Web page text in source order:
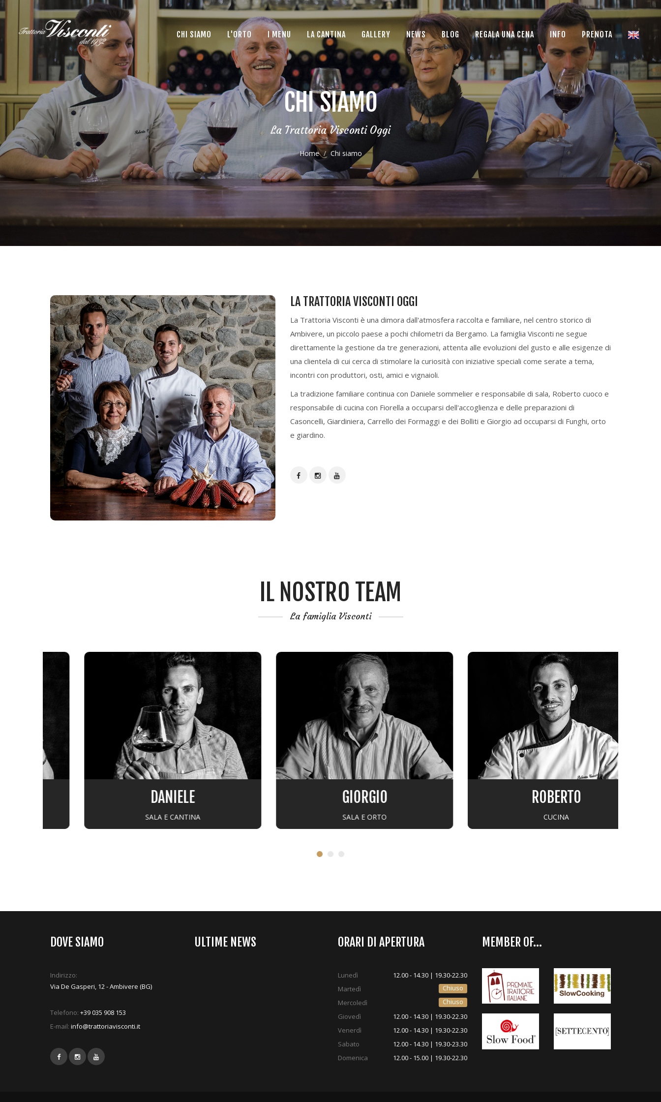
CHI SIAMO
La Trattoria Visconti Oggi
Home Chi siamo
CHI SIAMO L'ORTO I MENU LA CANTINA GALLERY NEWS BLOG REGALA UNA CENA INFO PRENOTA
LA TRATTORIA VISCONTI OGGI
La Trattoria Visconti è una dimora dall'atmosfera raccolta e familiare, nel centro storico di
Ambivere, un piccolo paese a pochi chilometri da Bergamo. La famiglia Visconti ne segue
direttamente la gestione da tre generazioni, attenta alle evoluzioni del gusto e alle esigenze di
una clientela di cui cerca di stimolare la curiosità con iniziative speciali come serate a tema,
incontri con produttori, osti, amici e vignaioli.
La tradizione familiare continua con Daniele sommelier e responsabile di sala, Roberto cuoco e
responsabile di cucina con Fiorella a occuparsi dell'accoglienza e delle preparazioni di
Casoncelli, Giardiniera, Carrello dei Formaggi e dei Bolliti e Giorgio ad occuparsi di Funghi, orto
e giardino.
IL NOSTRO TEAM
La famiglia Visconti
DANIELE
SALA E CANTINA
GIORGIO
SALA E ORTO
ROBERTO
DOVE SIAMO
Indirizzo:
Via De Gasperi, 12 - Ambivere (BG)
Telefono: +39 035 908 153
E-mail: info@trattoriavisconti.it
ULTIME NEWS ORARI DI APERTURA
Lunedì
12.00 - 14.30 | 19.30-22.30
Martedì
Chiuso
Mercoledì
Chiuso
Giovedì
12.00 - 14.30 | 19.30-22.30
Venerdì
12.00 - 14.30 | 19.30-22.30
Sabato
12.00 - 14.30 | 19.30-23.30
Domenica
12.00 - 15.00 | 19.30-22.30
MEMBER OF...